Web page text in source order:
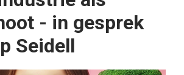
- in gesprek
Seidell